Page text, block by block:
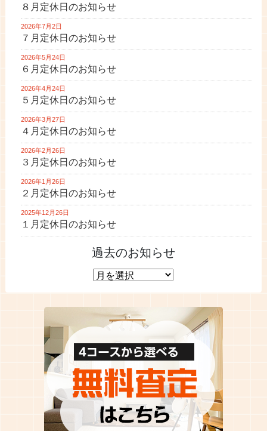
８月定休日のお知らせ
2026年7月2日
７月定休日のお知らせ
2026年5月24日
６月定休日のお知らせ
2026年4月24日
５月定休日のお知らせ
2026年3月27日
４月定休日のお知らせ
2026年2月26日
３月定休日のお知らせ
2026年1月26日
２月定休日のお知らせ
2025年12月26日
１月定休日のお知らせ
過去のお知らせ